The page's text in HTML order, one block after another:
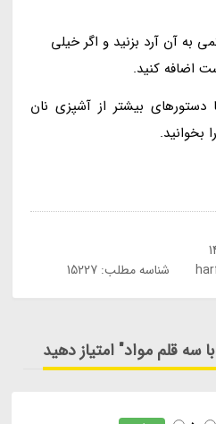
به آن آرد بزنید و اگر خیلی
اضافه کنید.
دستورهای بیشتر از آشپزی نان
بخوانید.
شناسه مطلب: 15227
سه قلم مواد" امتیاز دهید